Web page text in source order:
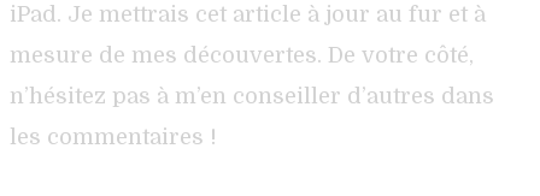
iPad. Je mettrais cet article à jour au fur et à
mesure de mes découvertes. De votre côté,
n’hésitez pas à m’en conseiller d’autres dans
les commentaires !